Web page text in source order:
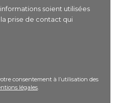
soient utilisées
prise de contact qui
consentement à l’utilisation des
légales.